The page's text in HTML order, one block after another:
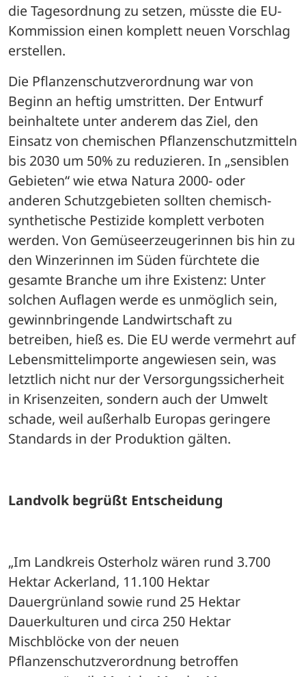
die Tagesordnung zu setzen, müsste die EU-
Kommission einen komplett neuen Vorschlag
erstellen.
Die Pflanzenschutzverordnung war von
Beginn an heftig umstritten. Der Entwurf
beinhaltete unter anderem das Ziel, den
Einsatz von chemischen Pflanzenschutzmitteln
bis 2030 um 50% zu reduzieren. In „sensiblen
Gebieten“ wie etwa Natura 2000- oder
anderen Schutzgebieten sollten chemisch-
synthetische Pestizide komplett verboten
werden. Von Gemüseerzeugerinnen bis hin zu
den Winzerinnen im Süden fürchtete die
gesamte Branche um ihre Existenz: Unter
solchen Auflagen werde es unmöglich sein,
gewinnbringende Landwirtschaft zu
betreiben, hieß es. Die EU werde vermehrt auf
Lebensmittelimporte angewiesen sein, was
letztlich nicht nur der Versorgungssicherheit
in Krisenzeiten, sondern auch der Umwelt
schade, weil außerhalb Europas geringere
Standards in der Produktion gälten.
Landvolk begrüßt Entscheidung
„Im Landkreis Osterholz wären rund 3.700
Hektar Ackerland, 11.100 Hektar
Dauergrünland sowie rund 25 Hektar
Dauerkulturen und circa 250 Hektar
Mischblöcke von der neuen
Pflanzenschutzverordnung betroffen